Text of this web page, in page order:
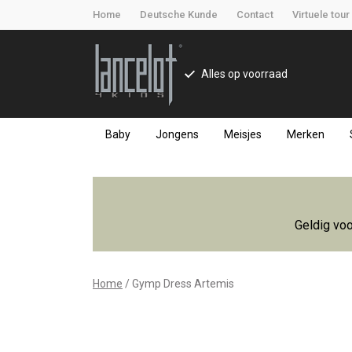
Home Deutsche Kunde Contact Virtuele tour
Alles op voorraad
Baby Jongens Meisjes Merken
Gymp
Artemis
Geldig
Home Gymp Dress Artemis